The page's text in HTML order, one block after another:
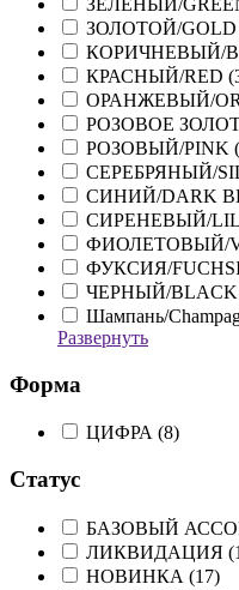
ЗЕЛЕНЫЙ/
ЗОЛОТОЙ/GOLD
КОРИЧНЕВЫЙ/
КРАСНЫЙ/RED (
ОРАНЖЕВЫЙ/
РОЗОВОЕ
РОЗОВЫЙ/PINK (
СЕРЕБРЯНЫЙ/
СИНИЙ/DARK
СИРЕНЕВЫЙ/
ФИОЛЕТОВЫЙ/
ФУКСИЯ/
ЧЕРНЫЙ/BLACK
Шампань/
Развернуть
Форма
ЦИФРА (8)
Статус
БАЗОВЫЙ
ЛИКВИДАЦИЯ (
НОВИНКА (17)